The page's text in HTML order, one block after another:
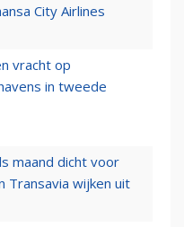
City Airlines
vracht op
in tweede
maand dicht voor
Transavia wijken uit